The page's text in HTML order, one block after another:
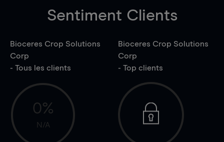
Sentiment Clients
Bioceres Crop Solutions
Corp
- Tous les clients
0%
N/A
Bioceres Crop Solutions
Corp
- Top clients